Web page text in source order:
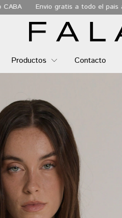
todo el pais a partir de los $180.000
Productos Contacto